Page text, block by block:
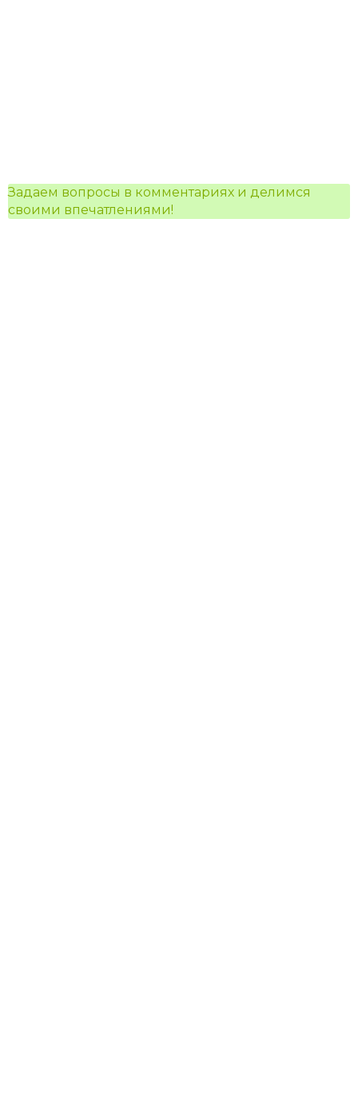
Задаем вопросы в комментариях и делимся
своими впечатлениями!